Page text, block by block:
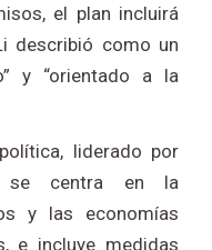
el plan incluirá
describió como un
y “orientado a la
liderado por
se centra en la
y las economías
e incluye medidas